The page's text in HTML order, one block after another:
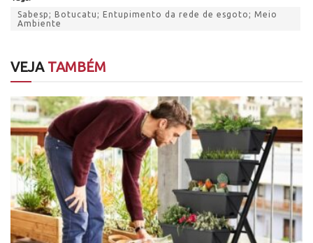
Sabesp; Botucatu; Entupimento da rede de esgoto; Meio
Ambiente
VEJATAMBÉM